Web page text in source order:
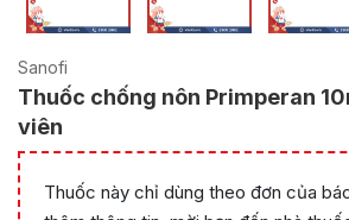
Sanofi
Thuốc chống nôn Primperan
viên
Thuốc này chỉ dùng theo đơn của